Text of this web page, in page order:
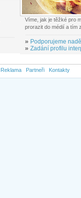
Víme, jak je těžké pro
prorazit do médií a tím
» Podporujeme
» Zadání profilu
Reklama Partneři Kontakty